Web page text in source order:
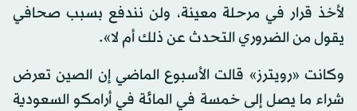
لأخذ قرار في مرحلة معينة، ولن نندفع بسبب صحافي
يقول من الضروري التحدث عن ذلك أم لا».
وكانت «رويترز» قالت الأسبوع الماضي إن الصين تعرض
شراء ما يصل إلى خمسة في المائة في أرامكو السعودية